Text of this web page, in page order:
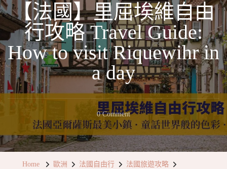
【法國】里屈埃維自由
行攻略 Travel Guide:
How to visit Riquewihr in
a day
0 CommentOn
【法
國】
Home 歐洲 法國自由行 法國旅遊攻略